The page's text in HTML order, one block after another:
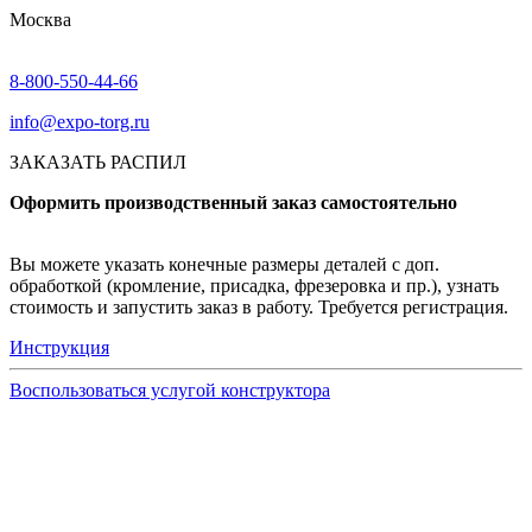
Москва
8-800-550-44-66
info@expo-torg.ru
ЗАКАЗАТЬ РАСПИЛ
Оформить производственный заказ самостоятельно
Вы можете указать конечные размеры деталей с доп.
обработкой (кромление, присадка, фрезеровка и пр.), узнать
стоимость и запустить заказ в работу. Требуется регистрация.
Инструкция
Воспользоваться услугой конструктора